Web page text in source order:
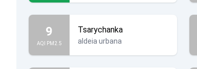
9
AQI PM2.5
Tsarychanka
aldeia urbana